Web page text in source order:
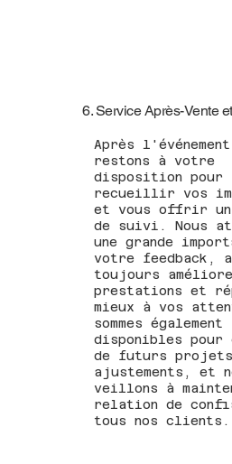
6. Service Après-Vente
Après
restons à votre
disposition pour
recueillir vos
et vous offrir un
de suivi. Nous
une grande
votre feedback,
toujours
prestations et
mieux à vos
sommes également
disponibles pour
de futurs
ajustements, et
veillons à
relation de
tous nos clients.